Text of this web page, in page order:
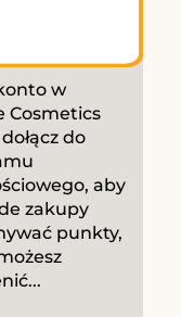
w
Cosmetics
do
aby
zakupy
punkty,